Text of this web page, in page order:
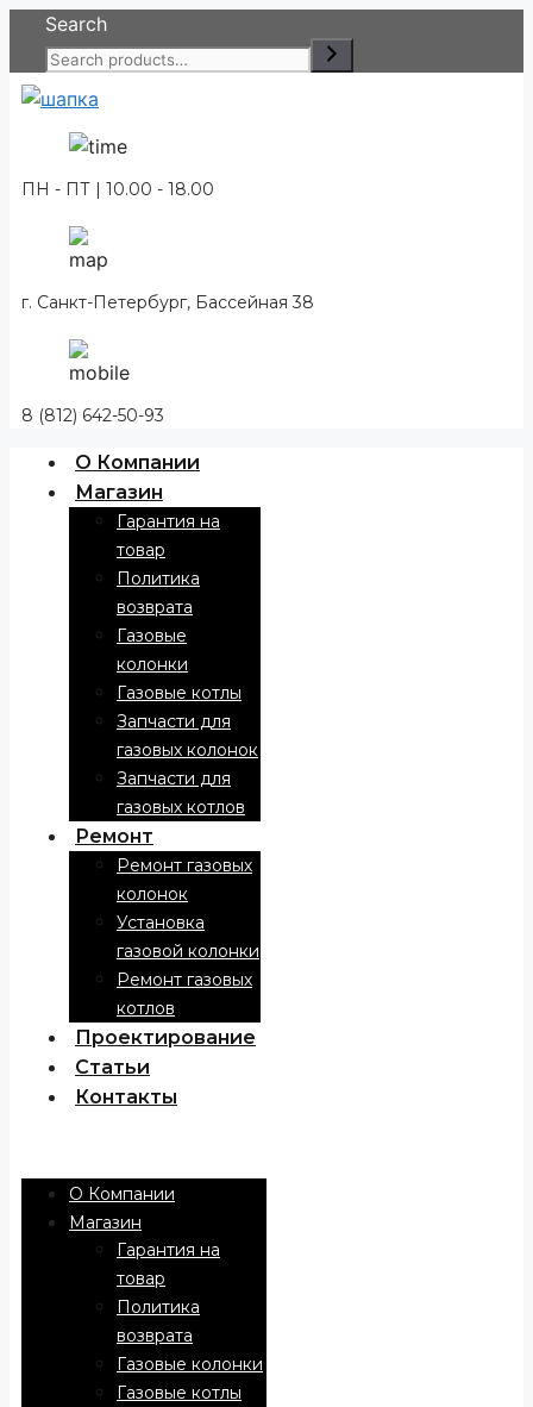
Перейти
содержимому
Search
ПН - ПТ | 10.00 - 18.00
г. Санкт-Петербург, Бассейная 38
8 (812) 642-50-93
О Компании
Магазин
Гарантия на
товар
Политика
возврата
Газовые
колонки
Газовые котлы
Запчасти для
газовых колонок
Запчасти для
газовых котлов
Ремонт
Ремонт газовых
колонок
Установка
газовой колонки
Ремонт газовых
котлов
Проектирование
Статьи
Контакты
О Компании
Магазин
Гарантия на
товар
Политика
возврата
Газовые колонки
Газовые котлы